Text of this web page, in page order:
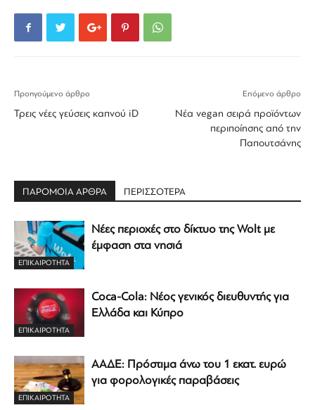
Προηγούμενο άρθρο
Τρεις νέες γεύσεις καπνού iD
Επόμενο άρθρο
Νέα vegan σειρά προϊόντων
περιποίησης από την
Παπουτσάνης
ΠΑΡΟΜΟΙΑ ΑΡΘΡΑ ΠΕΡΙΣΣΟΤΕΡΑ
ΕΠΙΚΑΙΡΟΤΗΤΑ
Νέες περιοχές στο δίκτυο της Wolt με
έμφαση στα νησιά
ΕΠΙΚΑΙΡΟΤΗΤΑ
Coca-Cola: Νέος γενικός διευθυντής για
Ελλάδα και Κύπρο
ΕΠΙΚΑΙΡΟΤΗΤΑ
ΑΑΔΕ: Πρόστιμα άνω του 1 εκατ. ευρώ
για φορολογικές παραβάσεις